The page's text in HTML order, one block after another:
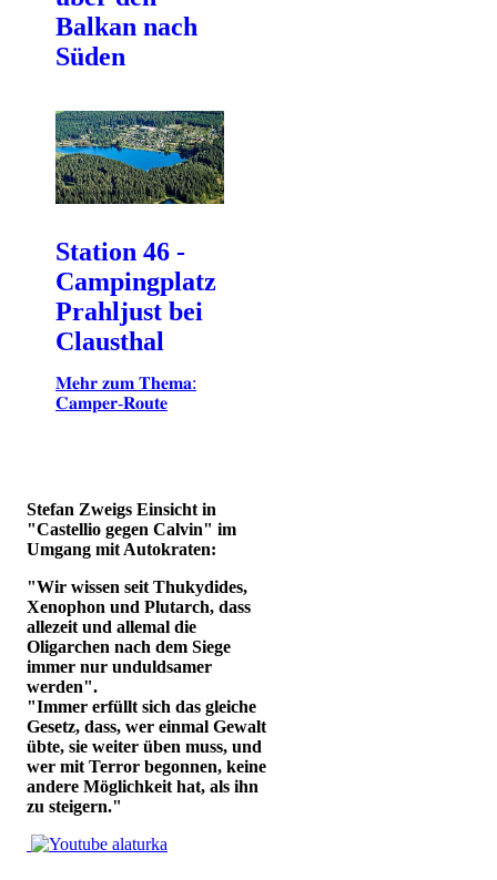
Balkan nach
Süden
Station 46 -
Campingplatz
Prahljust bei
Clausthal
𝐌𝐞𝐡𝐫 𝐳𝐮𝐦 𝐓𝐡𝐞𝐦𝐚:
𝐂𝐚𝐦𝐩𝐞𝐫-𝐑𝐨𝐮𝐭𝐞
Stefan Zweigs Einsicht in
"Castellio gegen Calvin" im
Umgang mit Autokraten:
"Wir wissen seit Thukydides,
Xenophon und Plutarch, dass
allezeit und allemal die
Oligarchen nach dem Siege
immer nur unduldsamer
werden".
"Immer erfüllt sich das gleiche
Gesetz, dass, wer einmal Gewalt
übte, sie weiter üben muss, und
wer mit Terror begonnen, keine
andere Möglichkeit hat, als ihn
zu steigern."